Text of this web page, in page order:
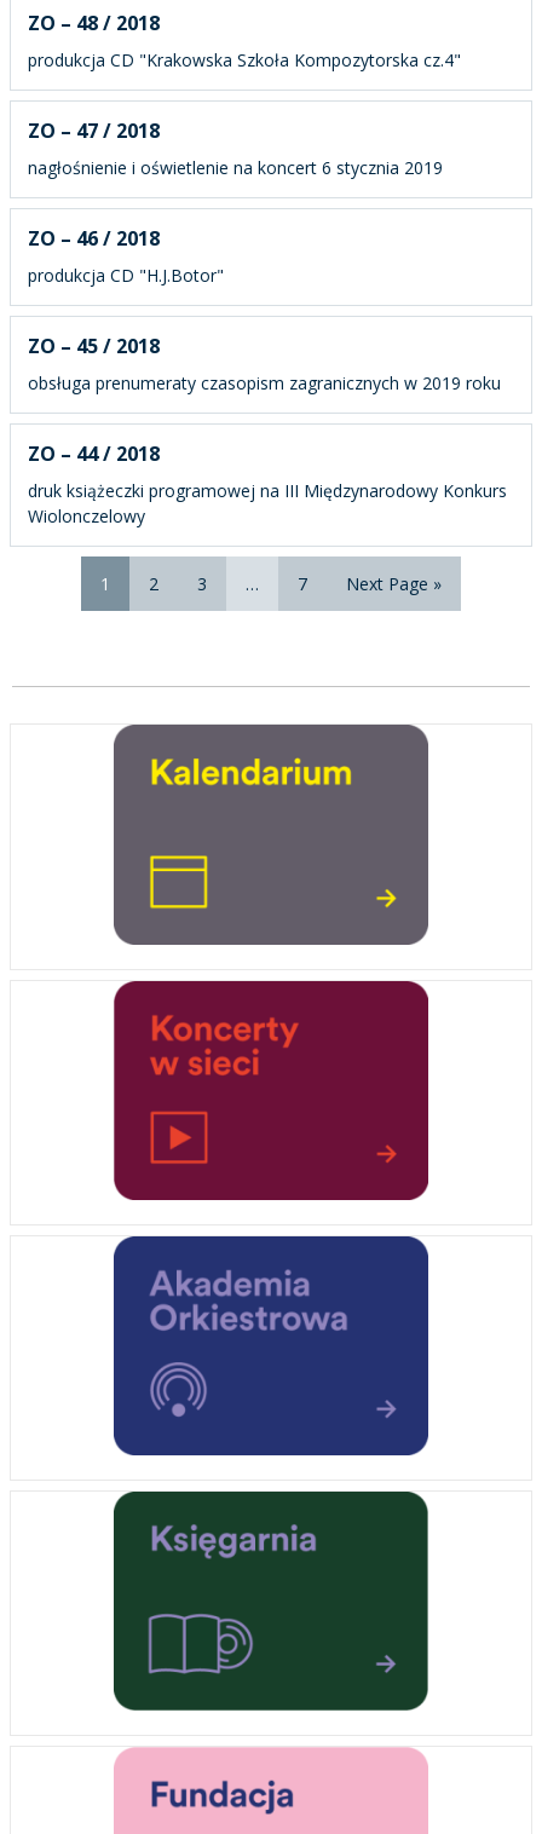
ZO – 48 / 2018
produkcja CD "Krakowska Szkoła Kompozytorska cz.4"
ZO – 47 / 2018
nagłośnienie i oświetlenie na koncert 6 stycznia 2019
ZO – 46 / 2018
produkcja CD "H.J.Botor"
ZO – 45 / 2018
obsługa prenumeraty czasopism zagranicznych w 2019 roku
ZO – 44 / 2018
druk książeczki programowej na III Międzynarodowy Konkurs
Wiolonczelowy
1 2 3 … 7 Next Page »